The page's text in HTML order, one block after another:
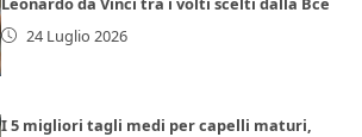
24 Luglio 2026
I 5 migliori tagli medi per capelli maturi,